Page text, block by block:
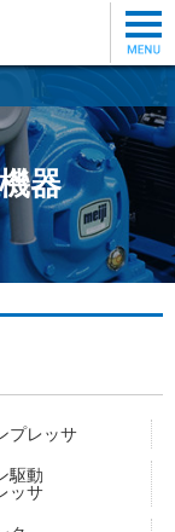
器
プレッサ
駆動
ッサ